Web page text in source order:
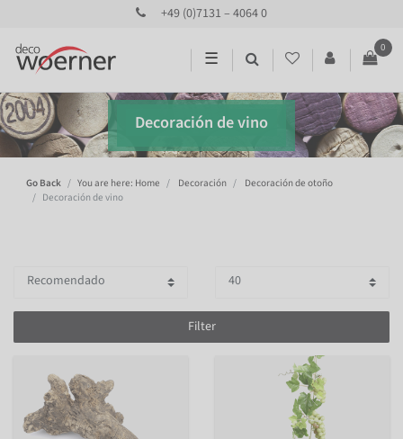
+49 (0)7131 – 4064 0
☰
0
Decoración de vino
Go Back You are here: Home Decoración
Decoración de otoño
Decoración de vino
Filter